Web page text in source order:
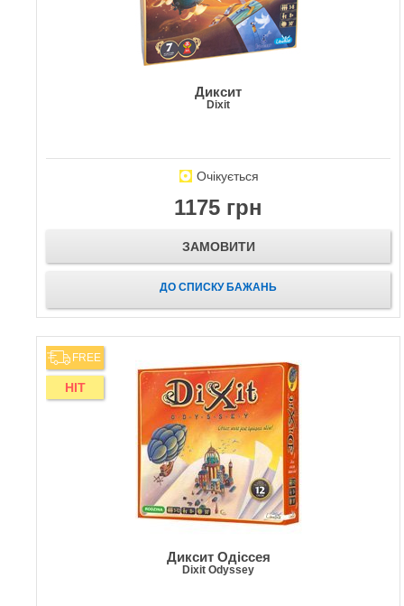
Диксит
Dixit
Очікується
1175 грн
ЗАМОВИТИ
ДО СПИСКУ БАЖАНЬ
FREE
HIT
Диксит Одіссея
Dixit Odyssey